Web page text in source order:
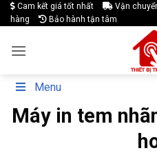
Skip
to
Cam kết giá tốt nhất Vận
hàng
Bảo hành tận tâm
Menu
Máy in tem